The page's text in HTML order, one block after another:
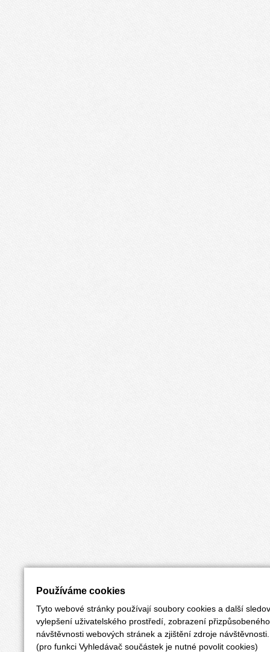
Používáme cookies
Tyto webové stránky používají soubory cookies a další
vylepšení uživatelského prostředí, zobrazení
návštěvnosti webových stránek a zjištění zdroje návštěvnosti.
(pro funkci Vyhledávač součástek je nutné povolit cookies)